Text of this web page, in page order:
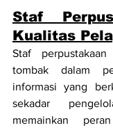
Staf
Kualitas
Staf
tombak dalam
informasi yang
sekadar
memainkan